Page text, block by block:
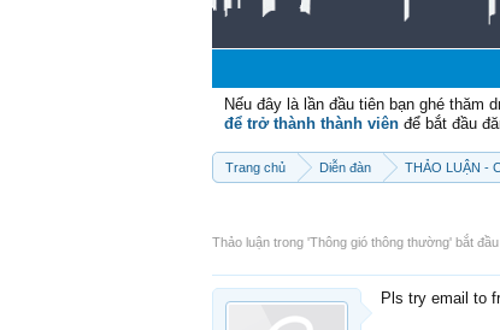
Nếu đây là lần đầu tiên bạn ghé thăm
để trở thành thành viên để bắt đầu
Trang chủ Diễn đàn THẢO LUẬN -
Thảo luận trong 'Thông gió thông thường' bắt
Pls try email to